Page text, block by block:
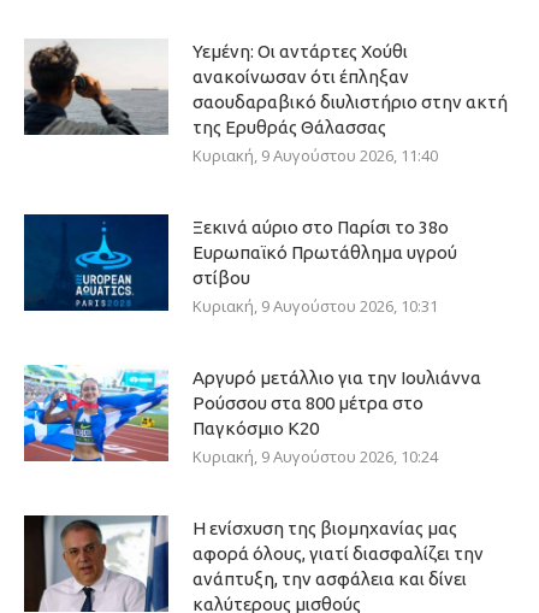
Υεμένη: Οι αντάρτες Χούθι
ανακοίνωσαν ότι έπληξαν
σαουδαραβικό διυλιστήριο στην ακτή
της Ερυθράς Θάλασσας
Κυριακή, 9 Αυγούστου 2026, 11:40
Ξεκινά αύριο στο Παρίσι το 38ο
Ευρωπαϊκό Πρωτάθλημα υγρού
στίβου
Κυριακή, 9 Αυγούστου 2026, 10:31
Αργυρό μετάλλιο για την Ιουλιάννα
Ρούσσου στα 800 μέτρα στο
Παγκόσμιο Κ20
Κυριακή, 9 Αυγούστου 2026, 10:24
Η ενίσχυση της βιομηχανίας μας
αφορά όλους, γιατί διασφαλίζει την
ανάπτυξη, την ασφάλεια και δίνει
καλύτερους μισθούς